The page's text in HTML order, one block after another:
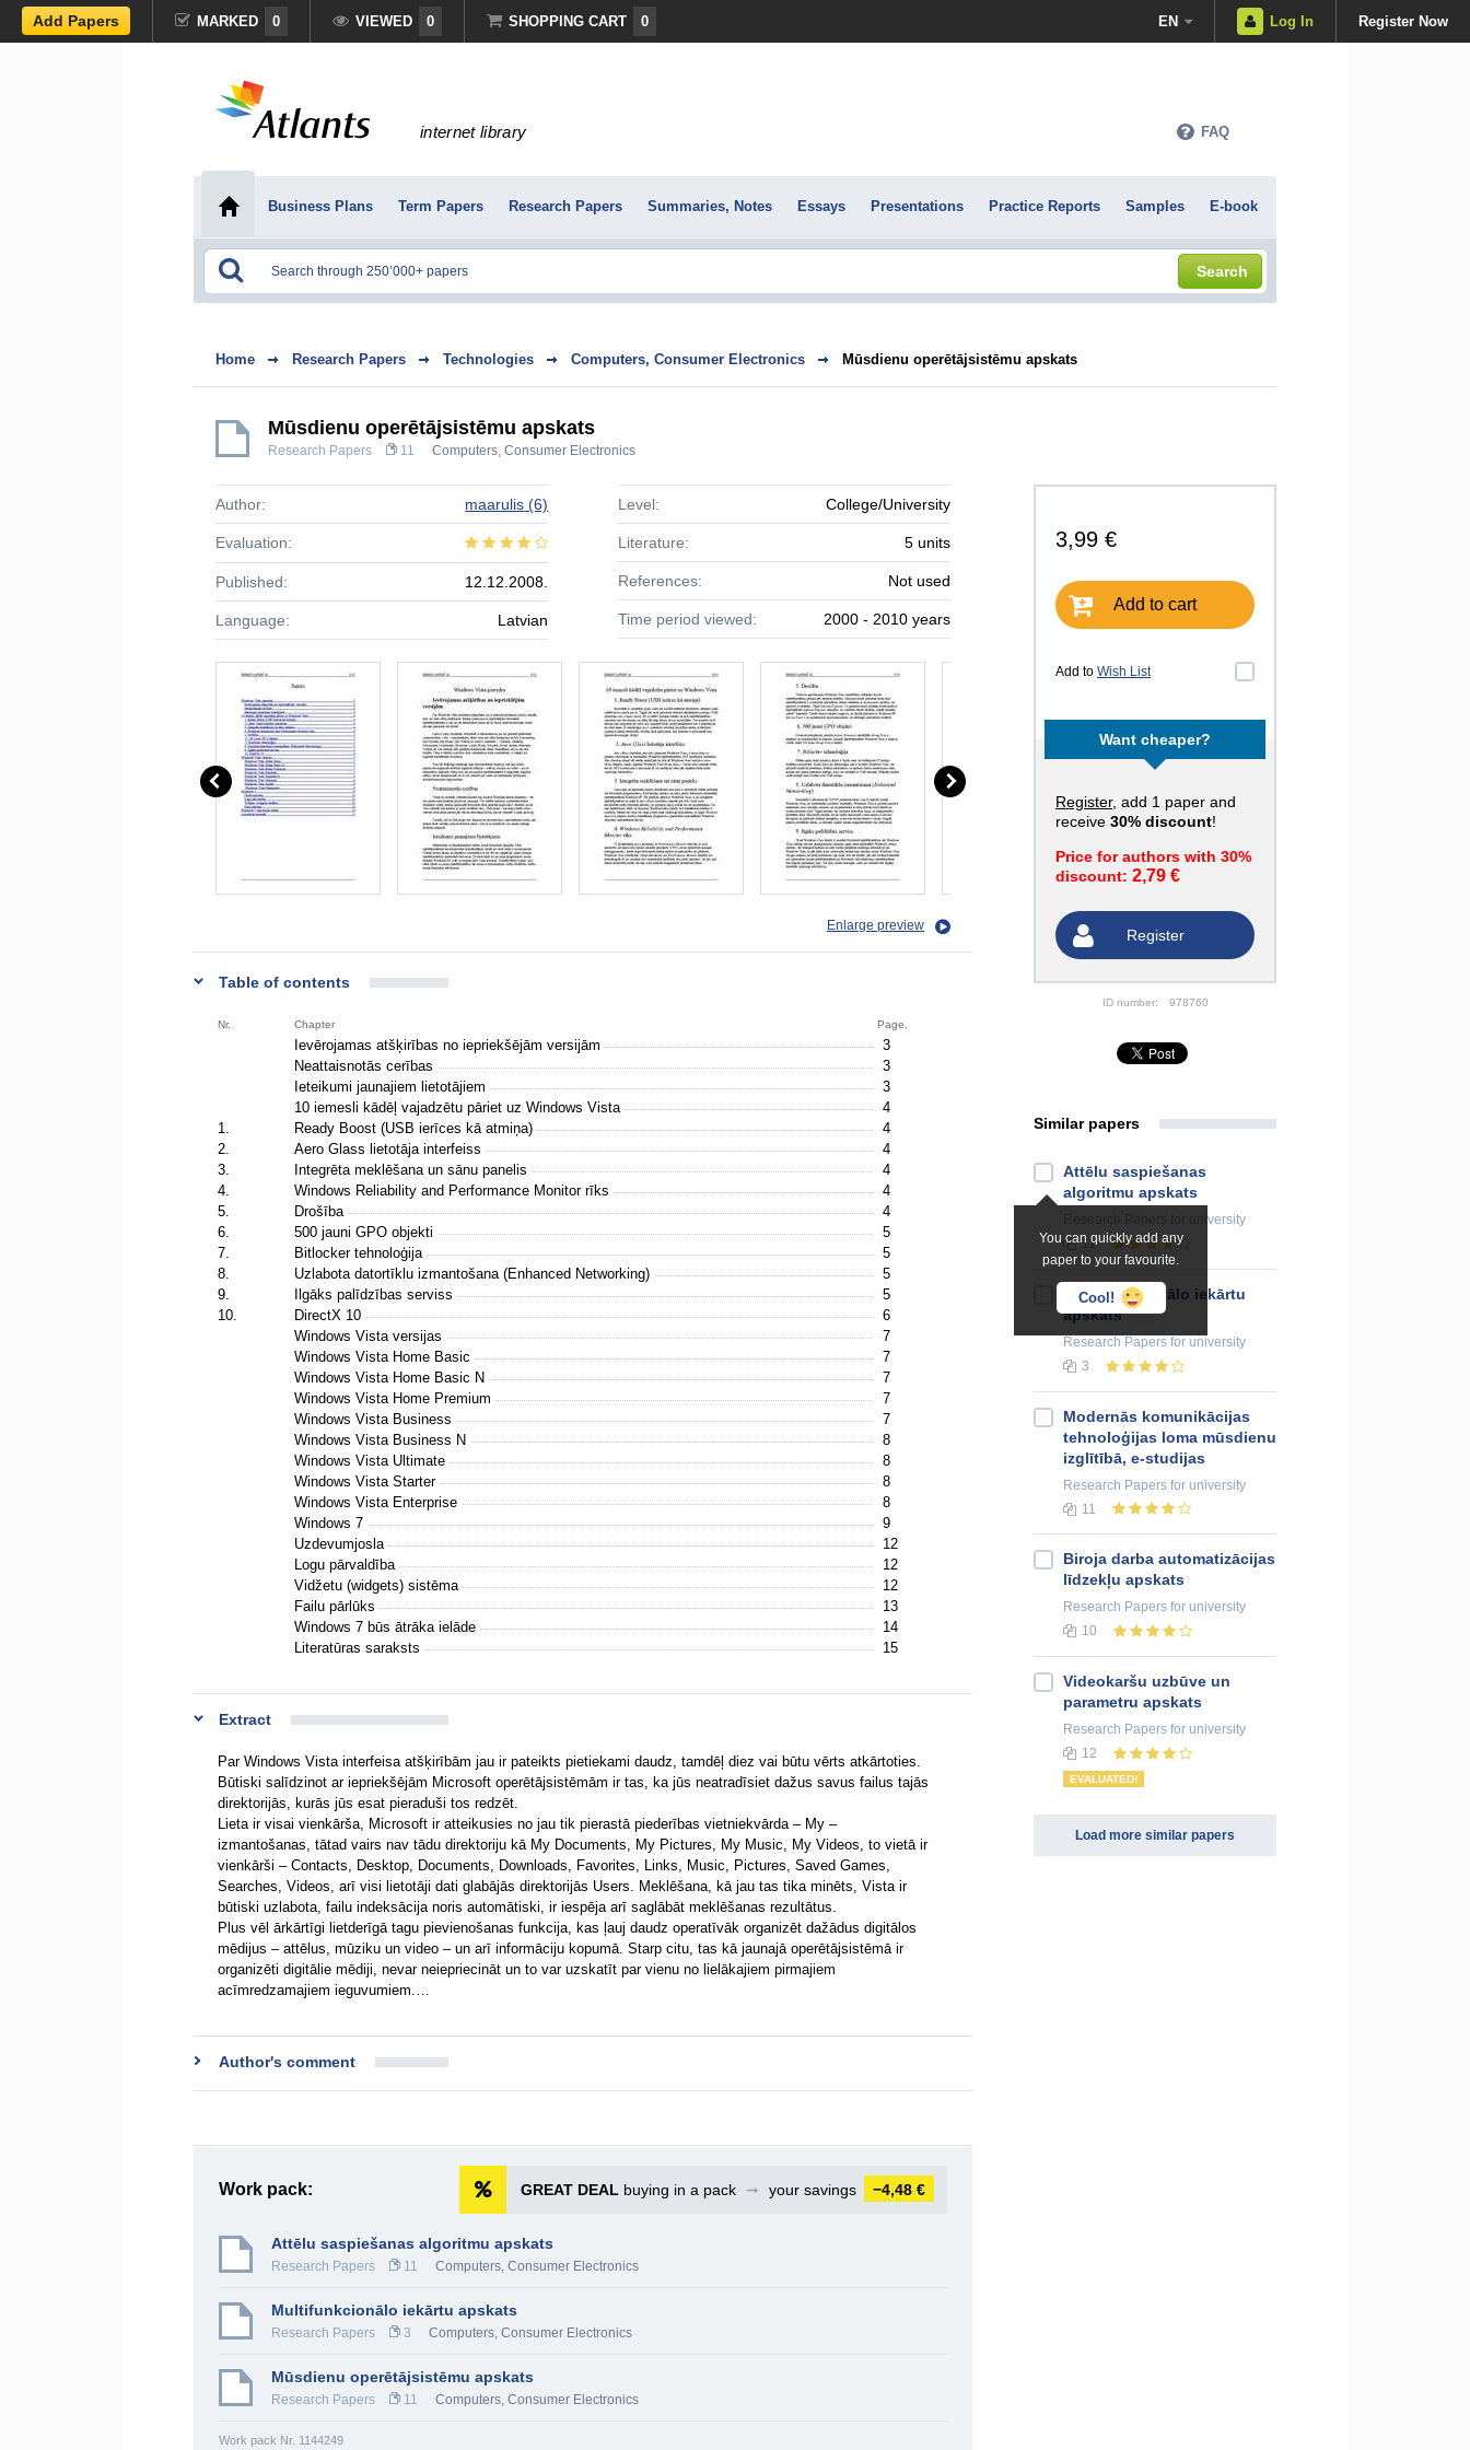
Add Papers MARKED 0 VIEWED 0 SHOPPING CART 0 EN Log In Register Now
internet library FAQ
Business Plans Term Papers Research Papers Summaries, Notes Essays Presentations Practice Reports Samples E-book
Search
Home Research Papers Technologies Computers, Consumer Electronics Mūsdienu operētājsistēmu apskats
Mūsdienu operētājsistēmu apskats
Research Papers 11 Computers, Consumer Electronics
3,99 €
Add to cart
Add to Wish List
Want cheaper?
Register, add 1 paper and
receive 30% discount!
Price for authors with 30%
discount: 2,79 €
Register
ID number: 978760
Author: maarulis (6)
Evaluation:
Published: 12.12.2008.
Language: Latvian
Level: College/University
Literature: 5 units
References: Not used
Time period viewed: 2000 - 2010 years
Enlarge preview
Table of contents
Nr. Chapter Page.
Ievērojamas atšķirības no iepriekšējām versijām
3
Neattaisnotās cerības
3
Ieteikumi jaunajiem lietotājiem
3
10 iemesli kādēļ vajadzētu pāriet uz Windows Vista
4
1.
Ready Boost (USB ierīces kā atmiņa)
4
2.
Aero Glass lietotāja interfeiss
4
3.
Integrēta meklēšana un sānu panelis
4
4.
Windows Reliability and Performance Monitor rīks
4
5.
Drošība
4
6.
500 jauni GPO objekti
5
7.
Bitlocker tehnoloģija
5
8.
Uzlabota datortīklu izmantošana (Enhanced Networking)
5
9.
Ilgāks palīdzības serviss
5
10.
DirectX 10
6
Windows Vista versijas
7
Windows Vista Home Basic
7
Windows Vista Home Basic N
7
Windows Vista Home Premium
7
Windows Vista Business
7
Windows Vista Business N
8
Windows Vista Ultimate
8
Windows Vista Starter
8
Windows Vista Enterprise
8
Windows 7
9
Uzdevumjosla
12
Logu pārvaldība
12
Vidžetu (widgets) sistēma
12
Failu pārlūks
13
Windows 7 būs ātrāka ielāde
14
Literatūras saraksts
15
Extract
Par Windows Vista interfeisa atšķirībām jau ir pateikts pietiekami daudz, tamdēļ diez vai būtu vērts atkārtoties.
Būtiski salīdzinot ar iepriekšējām Microsoft operētājsistēmām ir tas, ka jūs neatradīsiet dažus savus failus tajās
direktorijās, kurās jūs esat pieraduši tos redzēt.
Lieta ir visai vienkārša, Microsoft ir atteikusies no jau tik pierastā piederības vietniekvārda – My –
izmantošanas, tātad vairs nav tādu direktoriju kā My Documents, My Pictures, My Music, My Videos, to vietā ir
vienkārši – Contacts, Desktop, Documents, Downloads, Favorites, Links, Music, Pictures, Saved Games,
Searches, Videos, arī visi lietotāji dati glabājās direktorijās Users. Meklēšana, kā jau tas tika minēts, Vista ir
būtiski uzlabota, failu indeksācija noris automātiski, ir iespēja arī saglābāt meklēšanas rezultātus.
Plus vēl ārkārtīgi lietderīgā tagu pievienošanas funkcija, kas ļauj daudz operatīvāk organizēt dažādus digitālos
mēdijus – attēlus, mūziku un video – un arī informāciju kopumā. Starp citu, tas kā jaunajā operētājsistēmā ir
organizēti digitālie mēdiji, nevar neiepriecināt un to var uzskatīt par vienu no lielākajiem pirmajiem
acīmredzamajiem ieguvumiem.…
Author's comment
Work pack: GREAT DEAL buying in a pack ➞ your savings −4,48 €
Attēlu saspiešanas algoritmu apskats
Research Papers 11 Computers, Consumer Electronics
Multifunkcionālo iekārtu apskats
Research Papers 3 Computers, Consumer Electronics
Mūsdienu operētājsistēmu apskats
Research Papers 11 Computers, Consumer Electronics
Work pack Nr. 1144249
Similar papers
You can quickly add any
paper to your favourite.
Cool!
Attēlu saspiešanas
algoritmu apskats
for university
11
Multifunkcionālo iekārtu
apskats
Research Papers for university
3
Modernās komunikācijas
tehnoloģijas loma mūsdienu
izglītībā, e-studijas
Research Papers for university
11
Biroja darba automatizācijas
līdzekļu apskats
Research Papers for university
10
Videokaršu uzbūve un
parametru apskats
Research Papers for university
12
EVALUATED!
Load more similar papers